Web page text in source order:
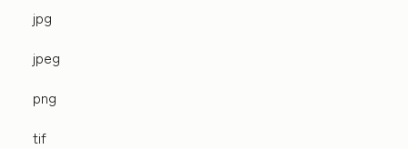
jpg
jpeg
png
tif